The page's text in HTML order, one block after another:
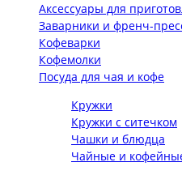
Аксессуары для
Заварники и френч-
Кофеварки
Кофемолки
Посуда для чая и кофе
Кружки
Кружки с ситечком
Чашки и блюдца
Чайные и